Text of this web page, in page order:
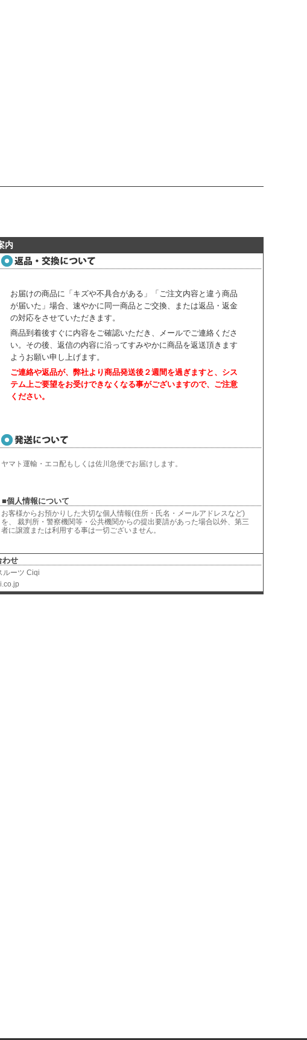
内
お届けの商品に「キズや不具合がある」「ご注文内容と違う商品
が届いた」場合、速やかに同一商品とご交換、または返品・返金
の対応をさせていただきます。
商品到着後すぐに内容をご確認いただき、
メールでご連絡くださ
い。 その後、返信の内容に沿ってすみやかに商品を返送頂きます
ようお願い申し上げます。
ご連絡や返品が、弊社より商品発送後２週間を過ぎますと、 シス
テム上ご要望をお受けできなくなる事がございますので、ご注意
ください。
ヤマト運輸・エコ配もしくは佐川急便でお届けします。
個人情報について
お客様からお預かりした大切な個人情報(住所・氏名・メールアドレスなど)
を、 裁判所・警察機関等・公共機関からの提出要請があった場合以外、第三
者に譲渡または利用する事は一切ございません。
わせ
ーツ Ciqi